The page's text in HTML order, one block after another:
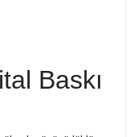
Baskı